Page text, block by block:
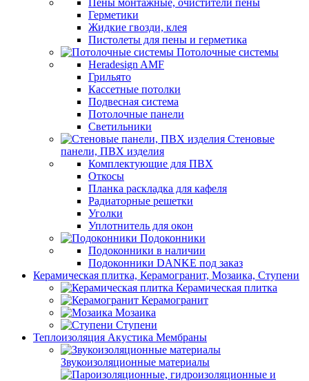
Пены монтажные, очистители пены
Герметики
Жидкие гвозди, клея
Пистолеты для пены и герметика
Потолочные системы
Heradesign AMF
Грильято
Кассетные потолки
Подвесная система
Потолочные панели
Светильники
Стеновые
панели, ПВХ изделия
Комплектующие для ПВХ
Откосы
Планка раскладка для кафеля
Радиаторные решетки
Уголки
Уплотнитель для окон
Подоконники
Подоконники в наличии
Подоконники DANKE под заказ
Керамическая плитка, Керамогранит, Мозаика, Ступени
Керамическая плитка
Керамогранит
Мозаика
Ступени
Теплоизоляция Акустика Мембраны
Звукоизоляционные материалы